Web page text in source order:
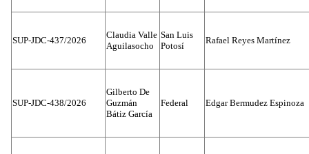
SUP-JDC-437/2026
Claudia Valle
Aguilasocho
San Luis
Potosí
Rafael Reyes Martínez
SUP-JDC-438/2026
Gilberto De
Guzmán
Bátiz García
Federal Edgar Bermudez Espinoza